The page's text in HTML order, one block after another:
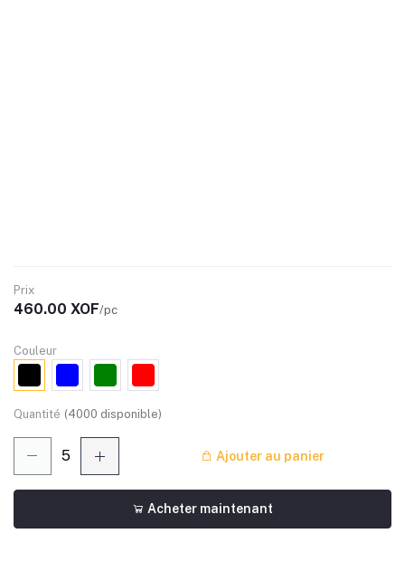
Prix
460.00 XOF/pc
Couleur
Quantité (4000 disponible)
Ajouter au panier
Acheter maintenant